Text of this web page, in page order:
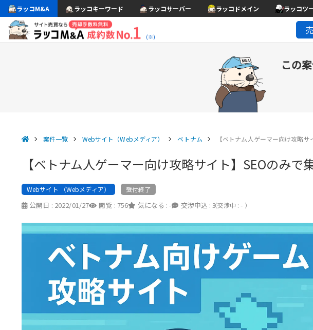
ラッコM&A ラッコキーワード ラッコサーバー ラッコドメイン ラッコツ
(※)
この
案件一覧 Webサイト（Webメディア） ベトナム 【ベトナム人ゲーマー向け攻略
【ベトナム人ゲーマー向け攻略サイト】SEOのみ
Webサイト （Webメディア） 受付終了
公開日 : 2022/01/27 閲覧 : 756 気になる :- 交渉申込 :3
（交渉中 : - ）